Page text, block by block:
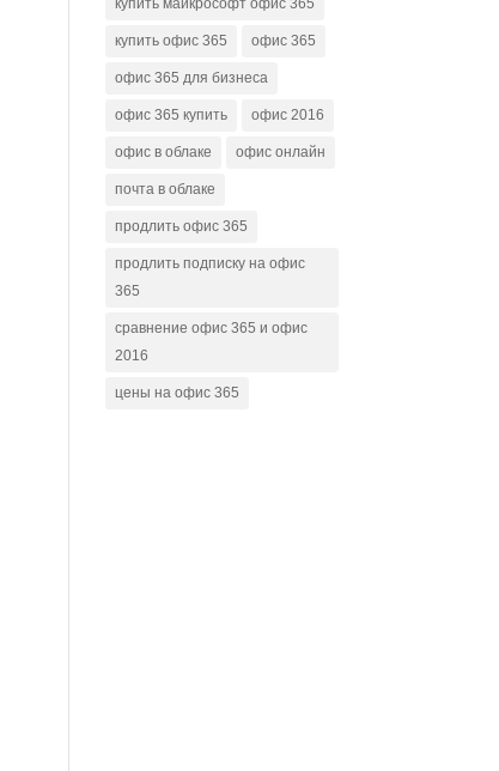
купить майкрософт офис 365
купить офис 365 офис 365
офис 365 для бизнеса
офис 365 купить офис 2016
офис в облаке офис онлайн
почта в облаке
продлить офис 365
продлить подписку на офис
365
сравнение офис 365 и офис
2016
цены на офис 365